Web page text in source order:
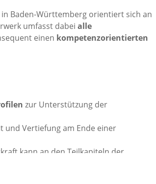
in Baden-Württemberg orientiert sich an
umfasst dabei alle
einen kompetenzorientierten
zur Unterstützung der
Vertiefung am Ende einer
kann an den Teilkapiteln der
Schüler auswählen.